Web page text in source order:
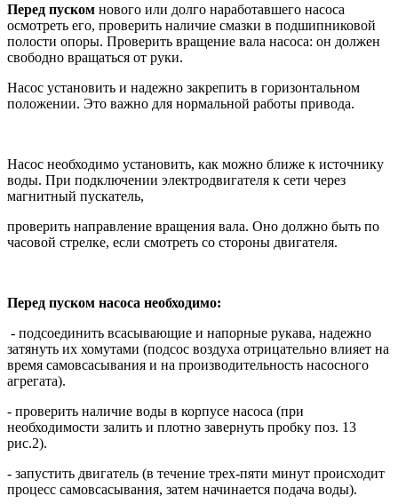
Перед пуском нового или долго наработавшего насоса
осмотреть его, проверить наличие смазки в подшипниковой
полости опоры. Проверить вращение вала насоса: он должен
свободно вращаться от руки.
Насос установить и надежно закрепить в горизонтальном
положении. Это важно для нормальной работы привода.
Насос необходимо установить, как можно ближе к источнику
воды. При подключении электродвигателя к сети через
магнитный пускатель,
проверить направление вращения вала. Оно должно быть по
часовой стрелке, если смотреть со стороны двигателя.
Перед пуском насоса необходимо:
- подсоединить всасывающие и напорные рукава, надежно
затянуть их хомутами (подсос воздуха отрицательно влияет на
время самовсасывания и на производительность насосного
агрегата).
- проверить наличие воды в корпусе насоса (при
необходимости залить и плотно завернуть пробку поз. 13
рис.2).
- запустить двигатель (в течение трех-пяти минут происходит
процесс самовсасывания, затем начинается подача воды).